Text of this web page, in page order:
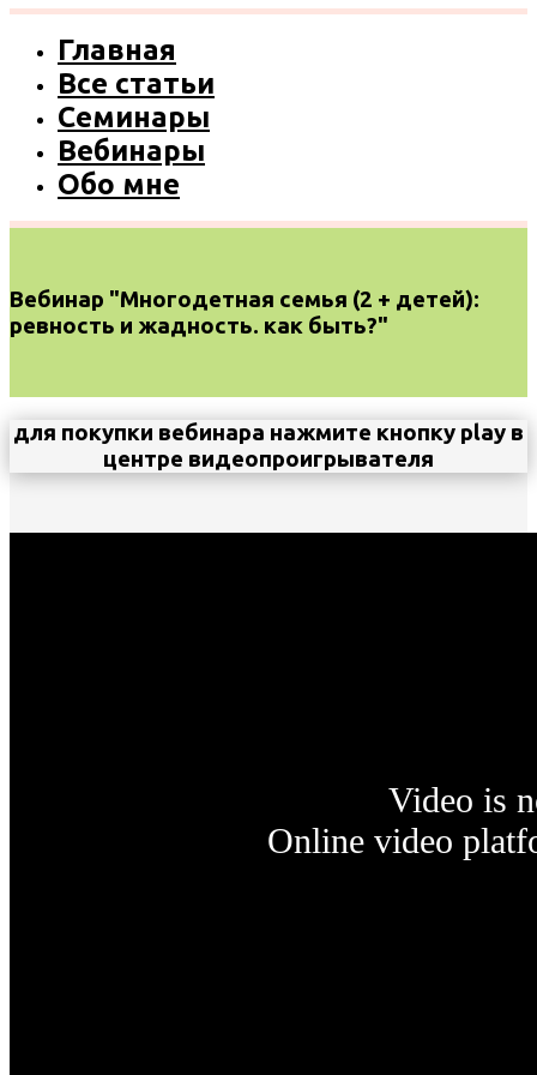
Главная
Все статьи
Семинары
Вебинары
Обо мне
Вебинар "Многодетная семья (2 + детей):
ревность и жадность. как быть?"
для покупки вебинара нажмите кнопку play в
центре видеопроигрывателя